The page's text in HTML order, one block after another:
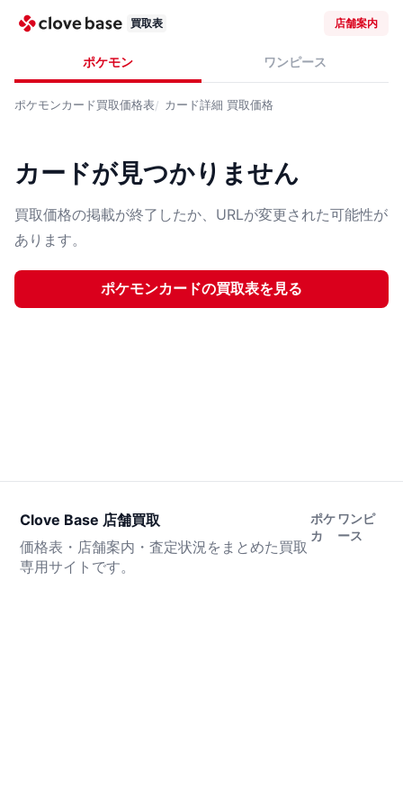
買取表 店舗案内
ポケモン ワンピース
ポケモンカード買取価格表 カード詳細 買取価格
カードが見つかりません
買取価格の掲載が終了したか、URLが変更された可能性が
あります。
ポケモンカードの買取表を見る
Clove Base 店舗買取
価格表・店舗案内・査定状況をまとめた買取
専用サイトです。
ポケ
カ
ワンピ
ース